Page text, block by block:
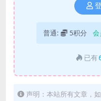
普通: 5积分 会
已有
声明：本站所有文章，